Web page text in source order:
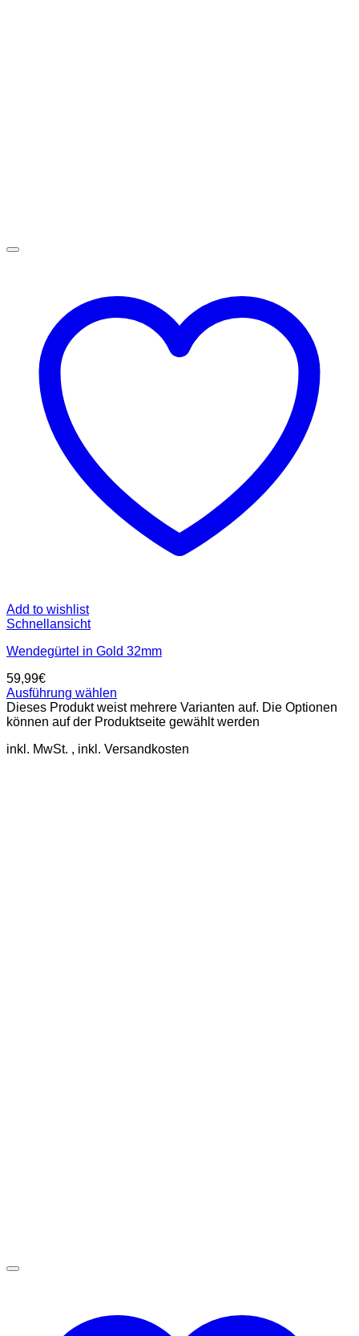
Add to wishlist
Schnellansicht
Wendegürtel in Gold 32mm
59,99€
Ausführung wählen
Dieses Produkt weist mehrere Varianten auf. Die Optionen
können auf der Produktseite gewählt werden
inkl. MwSt.